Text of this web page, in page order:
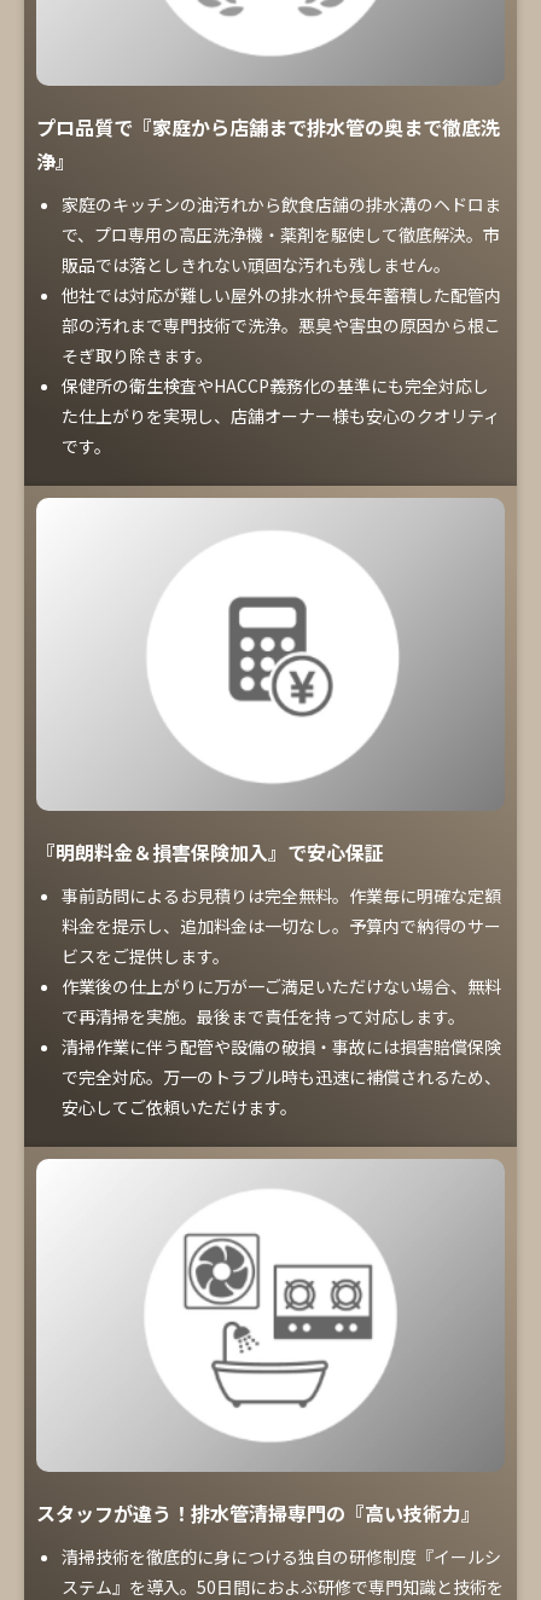
プロ品質で『家庭から店舗まで排水管の奥まで徹底洗
浄』
家庭のキッチンの油汚れから飲食店舗の排水溝のヘドロま
で、プロ専用の高圧洗浄機・薬剤を駆使して徹底解決。市
販品では落としきれない頑固な汚れも残しません。
他社では対応が難しい屋外の排水枡や長年蓄積した配管内
部の汚れまで専門技術で洗浄。悪臭や害虫の原因から根こ
そぎ取り除きます。
保健所の衛生検査やHACCP義務化の基準にも完全対応し
た仕上がりを実現し、店舗オーナー様も安心のクオリティ
です。
『明朗料金＆損害保険加入』で安心保証
事前訪問によるお見積りは完全無料。作業毎に明確な定額
料金を提示し、追加料金は一切なし。予算内で納得のサー
ビスをご提供します。
作業後の仕上がりに万が一ご満足いただけない場合、無料
で再清掃を実施。最後まで責任を持って対応します。
清掃作業に伴う配管や設備の破損・事故には損害賠償保険
で完全対応。万一のトラブル時も迅速に補償されるため、
安心してご依頼いただけます。
スタッフが違う！排水管清掃専門の『高い技術力』
清掃技術を徹底的に身につける独自の研修制度『イールシ
ステム』を導入。50日間におよぶ研修で専門知識と技術を